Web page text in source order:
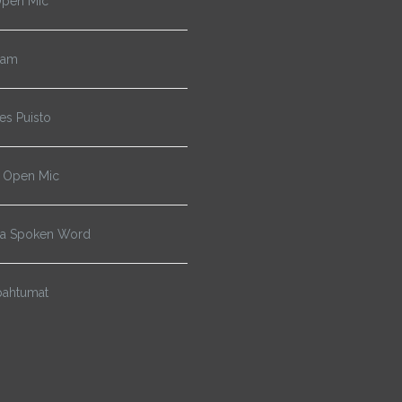
Puisto
Open Mic
Spoken Word